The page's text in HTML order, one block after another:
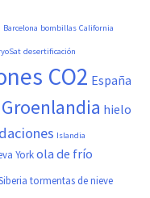
Barcelona bombillas California
desertificación
CO2 España
Groenlandia hielo
Islandia
Yorkola de frío
tormentas de nieve